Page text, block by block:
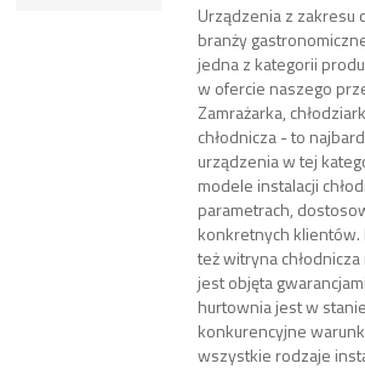
Urządzenia z zakresu
branży
jedna z kategorii
w ofercie naszego
Zamrażarka,
chłodnicza - to
urządzenia w tej
modele instalacji
parametrach,
konkretnych klientów.
też witryna
jest objęta
hurtownia jest w
konkurencyjne
wszystkie rodzaje